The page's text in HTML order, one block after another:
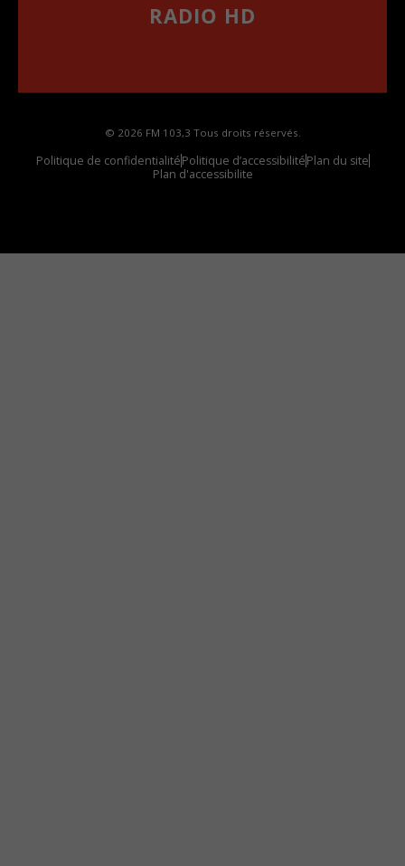
RADIO HD
© 2026 FM 103,3 Tous droits réservés.
Politique de confidentialitéPolitique d’accessibilitéPlan du site
Plan d'accessibilite